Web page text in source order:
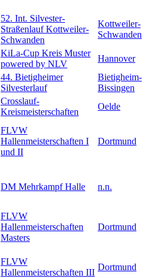
52. Int. Silvester-
Straßenlauf Kottweiler-
Schwanden
Kottweiler-
Schwanden
KiLa-Cup Kreis Muster
powered by NLV
Hannover
44. Bietigheimer
Silvesterlauf
Bietigheim-
Bissingen
Crosslauf-
Kreismeisterschaften
Oelde
FLVW
Hallenmeisterschaften I
und II
Dortmund
DM Mehrkampf Halle n.n.
FLVW
Hallenmeisterschaften
Masters
Dortmund
FLVW
Hallenmeisterschaften III
Dortmund